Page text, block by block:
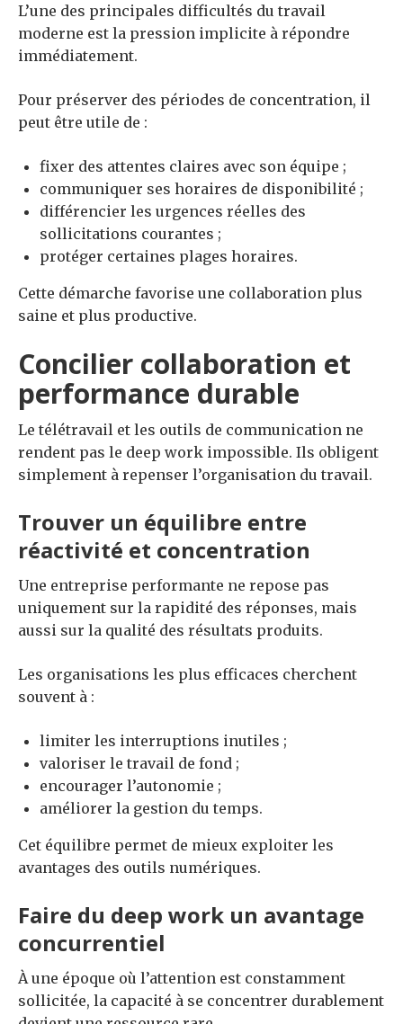
L’une des principales difficultés du travail
moderne est la pression implicite à répondre
immédiatement.
Pour préserver des périodes de concentration, il
peut être utile de :
fixer des attentes claires avec son équipe ;
communiquer ses horaires de disponibilité ;
différencier les urgences réelles des
sollicitations courantes ;
protéger certaines plages horaires.
Cette démarche favorise une collaboration plus
saine et plus productive.
Concilier collaboration et
performance durable
Le télétravail et les outils de communication ne
rendent pas le deep work impossible. Ils obligent
simplement à repenser l’organisation du travail.
Trouver un équilibre entre
réactivité et concentration
Une entreprise performante ne repose pas
uniquement sur la rapidité des réponses, mais
aussi sur la qualité des résultats produits.
Les organisations les plus efficaces cherchent
souvent à :
limiter les interruptions inutiles ;
valoriser le travail de fond ;
encourager l’autonomie ;
améliorer la gestion du temps.
Cet équilibre permet de mieux exploiter les
avantages des outils numériques.
Faire du deep work un avantage
concurrentiel
À une époque où l’attention est constamment
sollicitée, la capacité à se concentrer durablement